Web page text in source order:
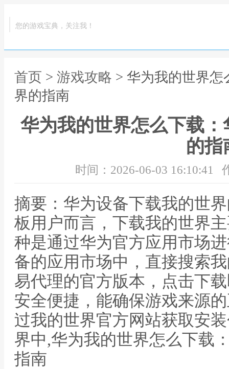
您的游戏宝典，关注我！
首页 > 游戏攻略 > 华为我的世界
界的指南
华为我的世界怎么下载
的指
时间：2026-06-03 16:10:41
摘要：华为设备下载我的世
板用户而言，下载我的世界
种是通过华为官方应用市场
备的应用市场中，直接搜索
易代理的官方版本，点击下
安全便捷，能确保游戏来源
过我的世界官方网站获取安
界中,华为我的世界怎么下载
指南